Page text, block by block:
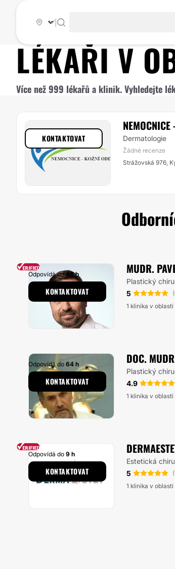
LÉKAŘI V
Více než 999 lékařů a klinik. Vyhledejte
Dermatologie
Žádné recenze
Strážovská 976,
KONTAKTOVAT
MUDR.
Plastický
5
1 klinika v
Odpovídá do48 h
KONTAKTOVAT
DOC.
Plastický
4.9
1 klinika v
Odpovídá do 64 h
KONTAKTOVAT
Estetická
5
1 klinika v
Odpovídá do 9 h
KONTAKTOVAT